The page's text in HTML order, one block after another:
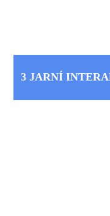
3 JARNÍ